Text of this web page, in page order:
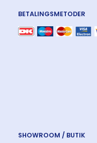
BETALINGSMETODER
SHOWROOM / BUTIK